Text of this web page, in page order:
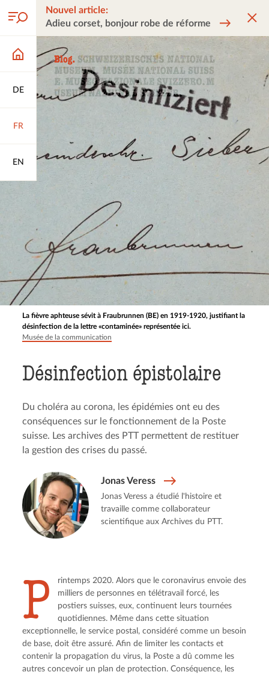
DE
FR
EN
Nouvel article:
Adieu corset, bonjour robe de réforme
La fièvre aphteuse sévit à Fraubrunnen (BE) en 1919-1920, justifiant la
désinfection de la lettre «contaminée» représentée ici.
Musée de la communication
Désinfec­tion épistolaire
Du choléra au corona, les épidémies ont eu des
conséquences sur le fonctionnement de la Poste
suisse. Les archives des PTT permettent de restituer
la gestion des crises du passé.
Jonas Veress
Jonas Veress a étudié l'histoire et
travaille comme collaborateur
scientifique aux Archives du PTT.
P
rintemps 2020. Alors que le coronavirus envoie des
milliers de personnes en télétravail forcé, les
postiers suisses, eux, continuent leurs tournées
quotidiennes. Même dans cette situation
exceptionnelle, le service postal, considéré comme un besoin
de base, doit être assuré. Afin de limiter les contacts et
contenir la propagation du virus, la Poste a dû comme les
autres concevoir un plan de protection. Conséquence, les